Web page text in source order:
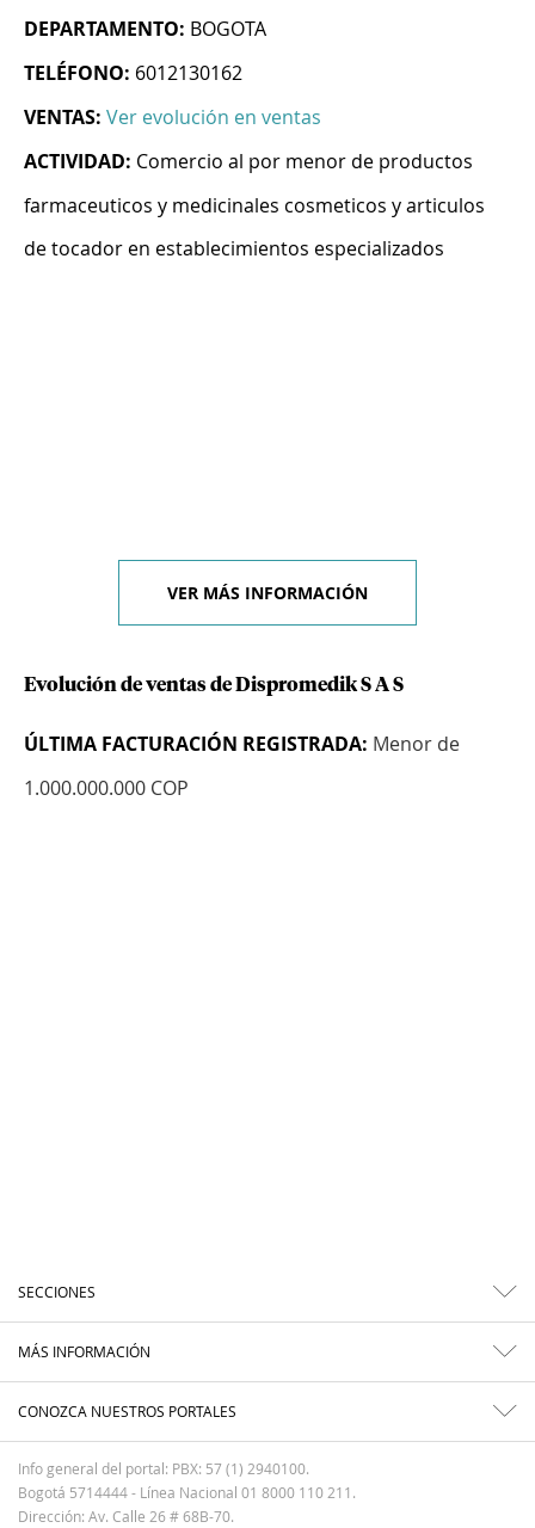
DEPARTAMENTO: BOGOTA
TELÉFONO: 6012130162
VENTAS: Ver evolución en ventas
ACTIVIDAD: Comercio al por menor de productos
farmaceuticos y medicinales cosmeticos y articulos
de tocador en establecimientos especializados
VER MÁS INFORMACIÓN
Evolución de ventas de Dispromedik S A S
ÚLTIMA FACTURACIÓN REGISTRADA: Menor de
1.000.000.000 COP
SECCIONES
MÁS INFORMACIÓN
CONOZCA NUESTROS PORTALES
Info general del portal: PBX: 57 (1) 2940100.
Bogotá 5714444 - Línea Nacional 01 8000 110 211.
Dirección: Av. Calle 26 # 68B-70.